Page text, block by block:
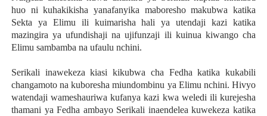
huo ni kuhakikisha yanafanyika maboresho makubwa katika
Sekta ya Elimu ili kuimarisha hali ya utendaji kazi katika
mazingira ya ufundishaji na ujifunzaji ili kuinua kiwango cha
Elimu sambamba na ufaulu nchini.
Serikali inawekeza kiasi kikubwa cha Fedha katika kukabili
changamoto na kuboresha miundombinu ya Elimu nchini. Hivyo
watendaji wameshauriwa kufanya kazi kwa weledi ili kurejesha
thamani ya Fedha ambayo Serikali inaendelea kuwekeza katika